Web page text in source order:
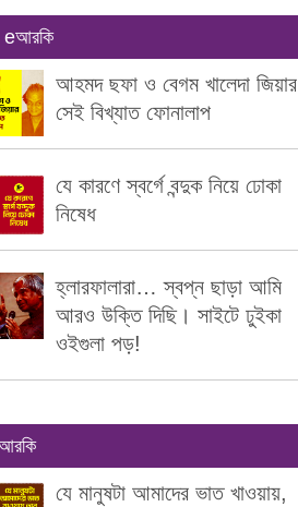
eআরকি
আহমদ ছফা ও বেগম খালেদা জিয়ার
সেই বিখ্যাত ফোনালাপ
যে কারণে স্বর্গে বন্দুক নিয়ে ঢোকা
নিষেধ
হ্লারফালারা… স্বপ্ন ছাড়া আমি
আরও উক্তি দিছি। সাইটে ঢুইকা
ওইগুলা পড়!
যে মানুষটা আমাদের ভাত খাওয়ায়,